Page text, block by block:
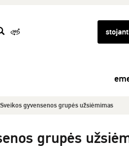
Sveikos gyvensenos grupės užsiėmimas
grupės